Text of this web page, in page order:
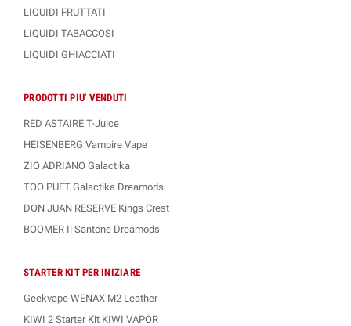
LIQUIDI FRUTTATI
LIQUIDI TABACCOSI
LIQUIDI GHIACCIATI
PRODOTTI PIU' VENDUTI
RED ASTAIRE T-Juice
HEISENBERG Vampire Vape
ZIO ADRIANO Galactika
TOO PUFT Galactika Dreamods
DON JUAN RESERVE Kings Crest
BOOMER Il Santone Dreamods
STARTER KIT PER INIZIARE
Geekvape WENAX M2 Leather
KIWI 2 Starter Kit KIWI VAPOR